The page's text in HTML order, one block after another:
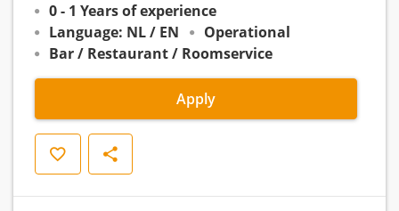
0 - 1 Years of experience
Language: NL / EN
Operational
Bar / Restaurant / Roomservice
Apply
Save Share